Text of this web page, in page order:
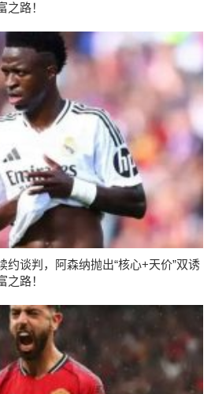
路！
约谈判，阿森纳抛出“核心+天价”双诱
路！